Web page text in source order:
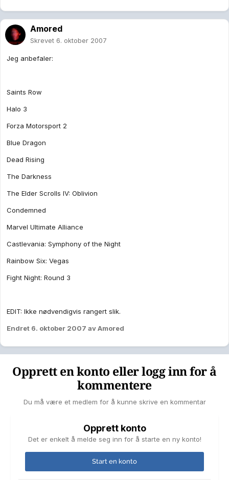
Amored
Skrevet 6. oktober 2007
Jeg anbefaler:
Saints Row
Halo 3
Forza Motorsport 2
Blue Dragon
Dead Rising
The Darkness
The Elder Scrolls IV: Oblivion
Condemned
Marvel Ultimate Alliance
Castlevania: Symphony of the Night
Rainbow Six: Vegas
Fight Night: Round 3
EDIT: Ikke nødvendigvis rangert slik.
Endret 6. oktober 2007 av Amored
Opprett en konto eller logg inn for å
kommentere
Du må være et medlem for å kunne skrive en kommentar
Opprett konto
Det er enkelt å melde seg inn for å starte en ny konto!
Start en konto